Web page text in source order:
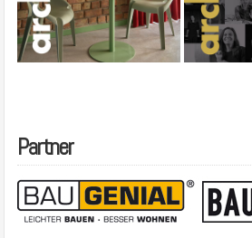
Partner